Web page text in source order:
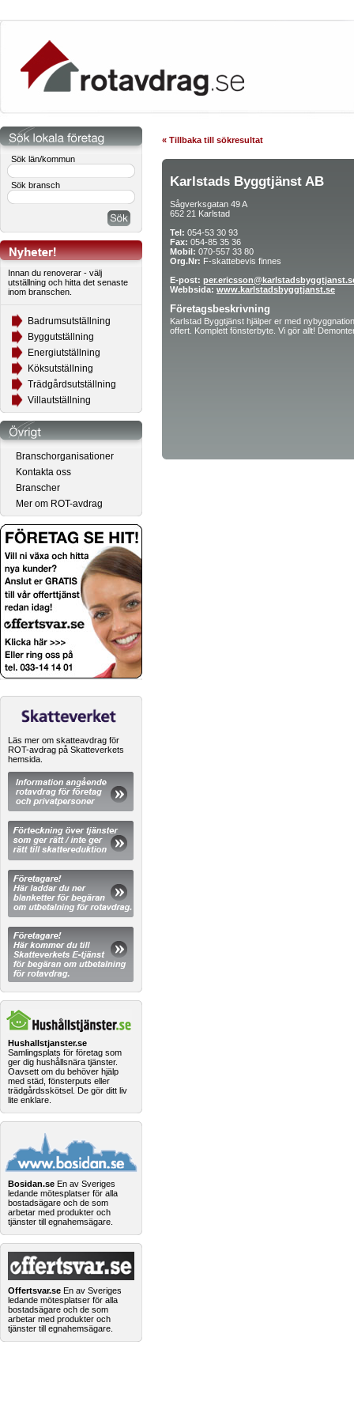
Sök län/kommun
Sök bransch
Innan du renoverar - välj
utställning och hitta det senaste
inom branschen.
Badrumsutställning
Byggutställning
Energiutställning
Köksutställning
Trädgårdsutställning
Villautställning
Branschorganisationer
Kontakta oss
Branscher
Mer om ROT-avdrag
Läs mer om skatteavdrag för
ROT-avdrag på Skatteverkets
hemsida.
Hushallstjanster.se
Samlingsplats för företag som
ger dig hushållsnära tjänster.
Oavsett om du behöver hjälp
med städ, fönsterputs eller
trädgårdsskötsel. De gör ditt liv
lite enklare.
Bosidan.se En av Sveriges
ledande mötesplatser för alla
bostadsägare och de som
arbetar med produkter och
tjänster till egnahemsägare.
Offertsvar.se En av Sveriges
ledande mötesplatser för alla
bostadsägare och de som
arbetar med produkter och
tjänster till egnahemsägare.
« Tillbaka till sökresultat
Karlstads Byggtjänst AB
Sågverksgatan 49 A
652 21 Karlstad
Tel: 054-53 30 93
Fax: 054-85 35 36
Mobil: 070-557 33 80
Org.Nr: F-skattebevis finnes
E-post:
Webbsida: www.karlstadsbyggtjanst.se
Företagsbeskrivning
Karlstad Byggtjänst hjälper er med
offert. Komplett fönsterbyte. Vi gör allt!